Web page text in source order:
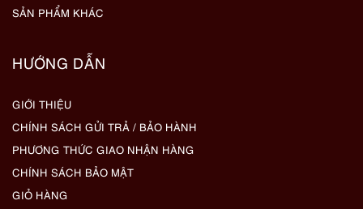
SẢN PHẨM KHÁC
HƯỚNG DẪN
GIỚI THIỆU
CHÍNH SÁCH GỬI TRẢ / BẢO HÀNH
PHƯƠNG THỨC GIAO NHẬN HÀNG
CHÍNH SÁCH BẢO MẬT
GIỎ HÀNG